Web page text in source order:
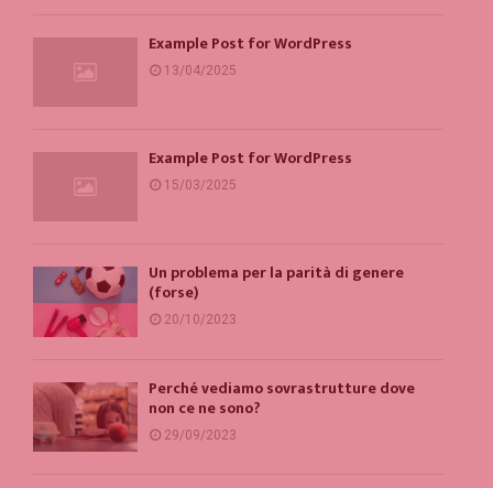
Example Post for WordPress
13/04/2025
Example Post for WordPress
15/03/2025
Un problema per la parità di genere
(forse)
20/10/2023
Perché vediamo sovrastrutture dove
non ce ne sono?
29/09/2023